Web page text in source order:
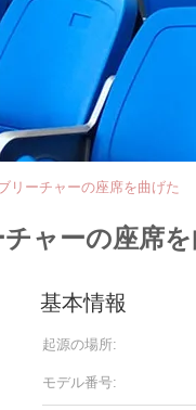
リーチャーの座席を曲げた
ャーの座席
基本情報
起源の場所:
モデル番号: